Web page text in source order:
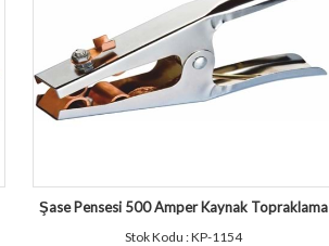
Şase Pensesi 500 Amper Kaynak Topraklama
Stok Kodu : KP-1154